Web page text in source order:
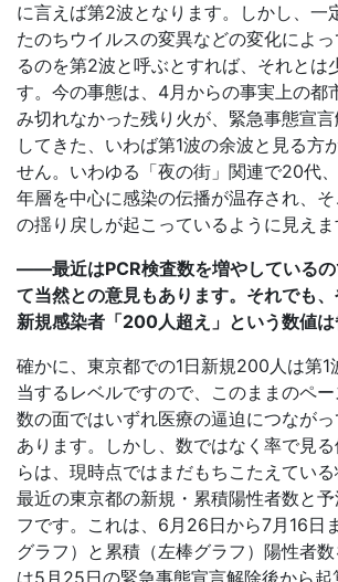
に言えば第2波となります。しかし、一
たのちウイルスの変異などの変化によ
るのを第2波と呼ぶとすれば、それとは
す。今の事態は、4月からの事実上の都
み切れなかった残り火が、緊急事態宣
してきた、いわば第1波の余波と見る方
せん。いわゆる「夜の街」関連で20代
年層を中心に感染の伝播が温存され、
の揺り戻しが起こっているように見えま
――最近はPCR検査数を増やしているの
て当然との意見もあります。それでも
新規感染者「200人超え」という数値は
確かに、東京都での1日新規200人は第1
当するレベルですので、このままのペ
数の面ではいずれ医療の逼迫につなが
あります。しかし、数ではなく率で見
らは、現時点ではまだもちこたえてい
最近の東京都の新規・累積陽性者数と
フです。これは、6月26日から7月16日
グラフ）と累積（左棒グラフ）陽性者